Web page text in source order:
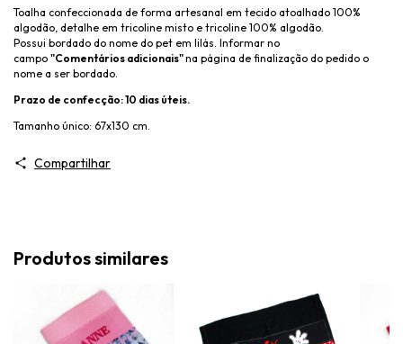
Toalha confeccionada de forma artesanal em tecido atoalhado 100%
algodão, detalhe em tricoline misto e tricoline 100% algodão.
Possui bordado do nome do pet em lilás. Informar no
campo "Comentários adicionais"na página de finalização do pedido o
nome a ser bordado.
Prazo de confecção: 10 dias úteis.
Tamanho único: 67x130 cm.
Compartilhar
Produtos similares